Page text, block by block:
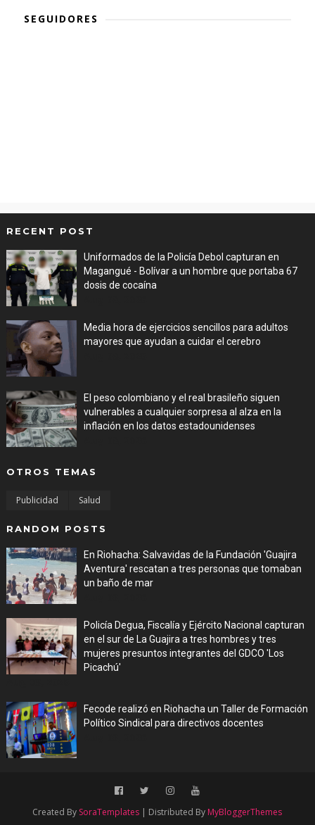
SEGUIDORES
RECENT POST
Uniformados de la Policía Debol capturan en
Magangué - Bolívar a un hombre que portaba 67
dosis de cocaína
Media hora de ejercicios sencillos para adultos
mayores que ayudan a cuidar el cerebro
El peso colombiano y el real brasileño siguen
vulnerables a cualquier sorpresa al alza en la
inflación en los datos estadounidenses
OTROS TEMAS
Publicidad Salud
RANDOM POSTS
En Riohacha: Salvavidas de la Fundación 'Guajira
Aventura' rescatan a tres personas que tomaban
un baño de mar
Policía Degua, Fiscalía y Ejército Nacional capturan
en el sur de La Guajira a tres hombres y tres
mujeres presuntos integrantes del GDCO 'Los
Picachú'
Fecode realizó en Riohacha un Taller de Formación
Político Sindical para directivos docentes
Created By SoraTemplates | Distributed By MyBloggerThemes